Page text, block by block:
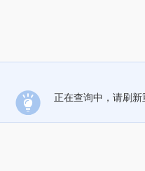
正在查询中，请刷新